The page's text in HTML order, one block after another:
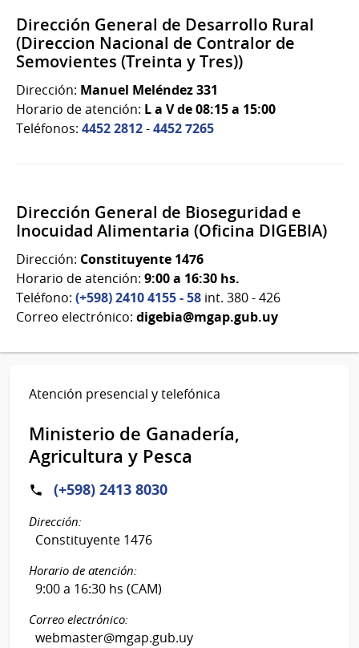
Dirección General de Desarrollo Rural
(Direccion Nacional de Contralor de
Semovientes (Treinta y Tres))
Dirección: Manuel Meléndez 331
Horario de atención: L a V de 08:15 a 15:00
Teléfonos: 4452 2812-4452 7265
Dirección General de Bioseguridad e
Inocuidad Alimentaria (Oficina DIGEBIA)
Dirección: Constituyente 1476
Horario de atención: 9:00 a 16:30 hs.
Teléfono: (+598) 2410 4155 - 58 int. 380 - 426
Correo electrónico: digebia@mgap.gub.uy
Atención presencial y telefónica
Ministerio de Ganadería,
Agricultura y Pesca
(+598) 2413 8030
Dirección:
Constituyente 1476
Horario de atención:
9:00 a 16:30 hs (CAM)
Correo electrónico:
webmaster@mgap.gub.uy